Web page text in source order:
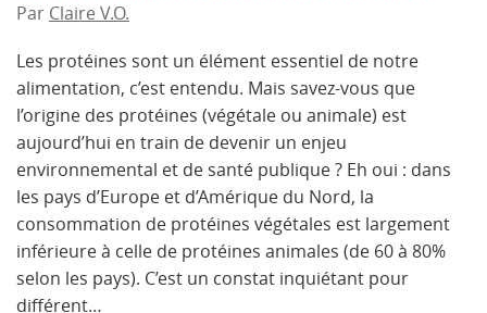
Par Claire V.O.
Les protéines sont un élément essentiel de notre
alimentation, c’est entendu. Mais savez-vous que
l’origine des protéines (végétale ou animale) est
aujourd’hui en train de devenir un enjeu
environnemental et de santé publique ? Eh oui : dans
les pays d’Europe et d’Amérique du Nord, la
consommation de protéines végétales est largement
inférieure à celle de protéines animales (de 60 à 80%
selon les pays). C’est un constat inquiétant pour
différent…